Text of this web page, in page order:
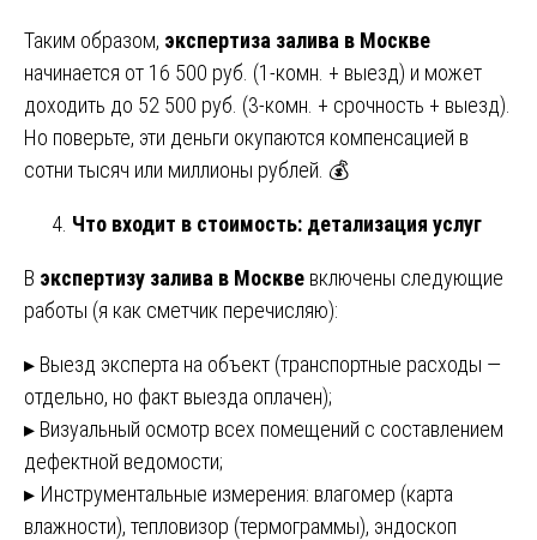
Таким образом, экспертиза залива в Москве
начинается от 16 500 руб. (1-комн. + выезд) и может
доходить до 52 500 руб. (3-комн. + срочность + выезд).
Но поверьте, эти деньги окупаются компенсацией в
сотни тысяч или миллионы рублей. 💰
Что входит в стоимость: детализация услуг
В экспертизу залива в Москве включены следующие
работы (я как сметчик перечисляю):
▸ Выезд эксперта на объект (транспортные расходы —
отдельно, но факт выезда оплачен);
▸ Визуальный осмотр всех помещений с составлением
дефектной ведомости;
▸ Инструментальные измерения: влагомер (карта
влажности), тепловизор (термограммы), эндоскоп